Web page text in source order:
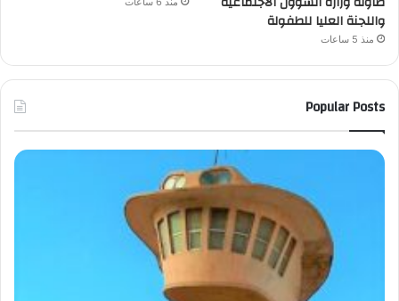
واللجنة العليا للطفولة
منذ 5 ساعات
Popular Posts